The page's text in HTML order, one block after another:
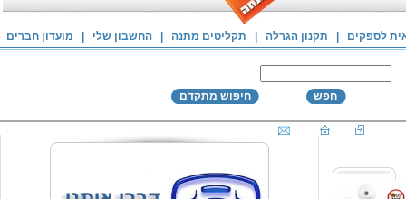
לספקים תקנון הגרלה תקליטים מתנה החשבון שלי מועדון חברים
חפש חיפוש מתקדם